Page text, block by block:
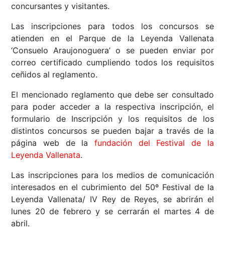
concursantes y visitantes.
Las inscripciones para todos los concursos se
atienden en el Parque de la Leyenda Vallenata
‘Consuelo Araujonoguera’ o se pueden enviar por
correo certificado cumpliendo todos los requisitos
ceñidos al reglamento.
El mencionado reglamento que debe ser consultado
para poder acceder a la respectiva inscripción, el
formulario de Inscripción y los requisitos de los
distintos concursos se pueden bajar a través de la
página web de la fundación del Festival de la
Leyenda Vallenata.
Las inscripciones para los medios de comunicación
interesados en el cubrimiento del 50º Festival de la
Leyenda Vallenata/ IV Rey de Reyes, se abrirán el
lunes 20 de febrero y se cerrarán el martes 4 de
abril.